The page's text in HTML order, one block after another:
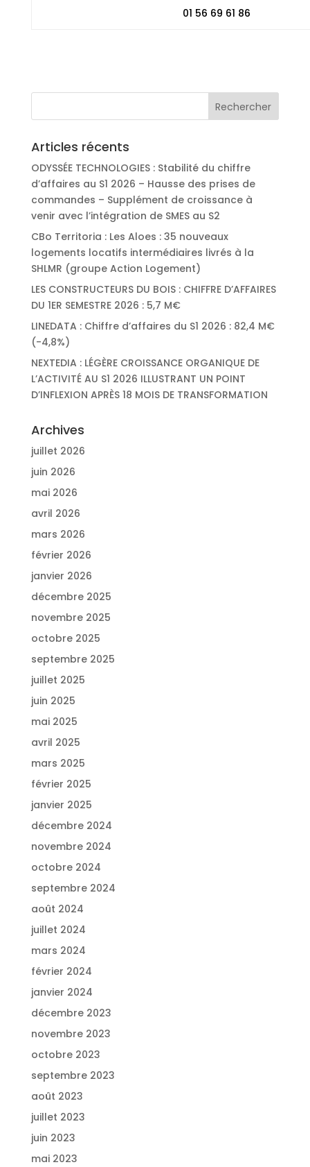
01 56 69 61 86
Articles récents
ODYSSÉE TECHNOLOGIES : Stabilité du chiffre
d’affaires au S1 2026 – Hausse des prises de
commandes – Supplément de croissance à
venir avec l’intégration de SMES au S2
CBo Territoria : Les Aloes : 35 nouveaux
logements locatifs intermédiaires livrés à la
SHLMR (groupe Action Logement)
LES CONSTRUCTEURS DU BOIS : CHIFFRE D’AFFAIRES
DU 1ER SEMESTRE 2026 : 5,7 M€
LINEDATA : Chiffre d’affaires du S1 2026 : 82,4 M€
(-4,8%)
NEXTEDIA : LÉGÈRE CROISSANCE ORGANIQUE DE
L’ACTIVITÉ AU S1 2026 ILLUSTRANT UN POINT
D’INFLEXION APRÈS 18 MOIS DE TRANSFORMATION
Archives
juillet 2026
juin 2026
mai 2026
avril 2026
mars 2026
février 2026
janvier 2026
décembre 2025
novembre 2025
octobre 2025
septembre 2025
juillet 2025
juin 2025
mai 2025
avril 2025
mars 2025
février 2025
janvier 2025
décembre 2024
novembre 2024
octobre 2024
septembre 2024
août 2024
juillet 2024
mars 2024
février 2024
janvier 2024
décembre 2023
novembre 2023
octobre 2023
septembre 2023
août 2023
juillet 2023
juin 2023
mai 2023